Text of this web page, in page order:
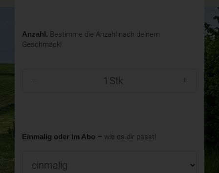
Anzahl. Bestimme die Anzahl nach deinem
Geschmack!
Stk
Einmalig oder im Abo – wie es dir passt!